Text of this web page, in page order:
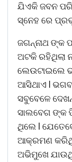
ଯିଏକି ଜବନ
ସ୍ନେହ ରେ
ଜଗନ୍ନାଥ ଙ୍କ
ଅଟକି ରହିଥିଲା
ଲେଉଟାଇଲେ
ଆସିଥାଏ l
ସବୁବେଳେ
ସାଲବେଗ ଙ୍କ
ଥିଲେ l
ଆକ୍ରମଣ
ଅଭିମୁଖେ